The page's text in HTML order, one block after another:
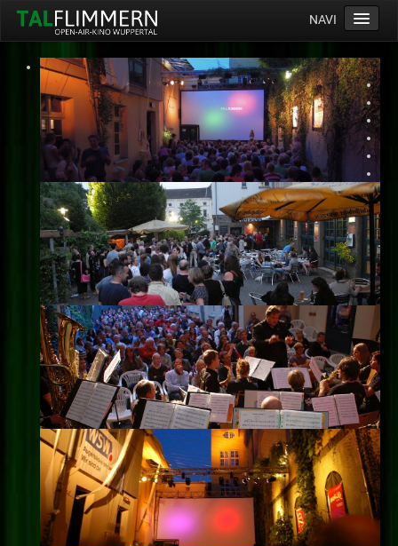
NAVI
Home
Programm
Service
Ticketinfos
Ort
Anreise
Wetter
Kinogutschein
Konzept
Archiv
Kontakt
Impressum
Datenschutz